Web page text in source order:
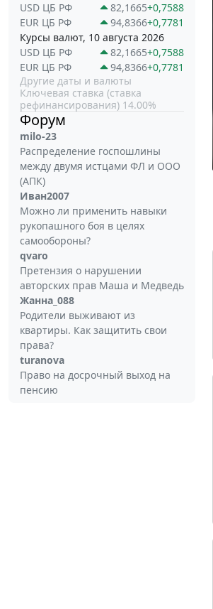
USD ЦБ РФ
82,1665+0,7588
EUR ЦБ РФ
94,8366+0,7781
Курсы валют, 10 августа 2026
USD ЦБ РФ
82,1665+0,7588
EUR ЦБ РФ
94,8366+0,7781
Другие даты и валюты
Ключевая ставка (ставка
рефинансирования) 14.00%
Форум
milo-23
Распределение госпошлины
между двумя истцами ФЛ и ООО
(АПК)
Иван2007
Можно ли применить навыки
рукопашного боя в целях
самообороны?
qvaro
Претензия о нарушении
авторских прав Маша и Медведь
Жанна_088
Родители выживают из
квартиры. Как защитить свои
права?
turanova
Право на досрочный выход на
пенсию